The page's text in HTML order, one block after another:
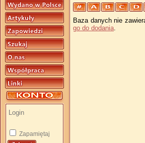
Zapamiętaj
Baza danych nie
go do dodania.